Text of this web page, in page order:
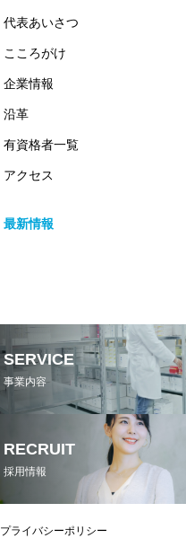
代表あいさつ
こころがけ
企業情報
沿革
有資格者一覧
アクセス
最新情報
SERVICE
事業内容
RECRUIT
採用情報
プライバシーポリシー